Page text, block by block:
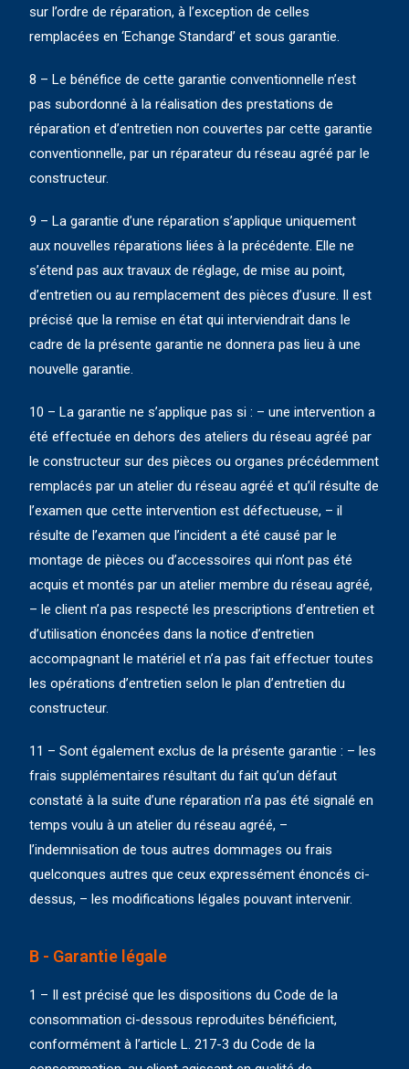
sur l’ordre de réparation, à l’exception de celles
remplacées en ‘Echange Standard’ et sous garantie.
8 – Le bénéfice de cette garantie conventionnelle n’est
pas subordonné à la réalisation des prestations de
réparation et d’entretien non couvertes par cette garantie
conventionnelle, par un réparateur du réseau agréé par le
constructeur.
9 – La garantie d’une réparation s’applique uniquement
aux nouvelles réparations liées à la précédente. Elle ne
s’étend pas aux travaux de réglage, de mise au point,
d’entretien ou au remplacement des pièces d’usure. Il est
précisé que la remise en état qui interviendrait dans le
cadre de la présente garantie ne donnera pas lieu à une
nouvelle garantie.
10 – La garantie ne s’applique pas si : – une intervention a
été effectuée en dehors des ateliers du réseau agréé par
le constructeur sur des pièces ou organes précédemment
remplacés par un atelier du réseau agréé et qu’il résulte de
l’examen que cette intervention est défectueuse, – il
résulte de l’examen que l’incident a été causé par le
montage de pièces ou d’accessoires qui n’ont pas été
acquis et montés par un atelier membre du réseau agréé,
– le client n’a pas respecté les prescriptions d’entretien et
d’utilisation énoncées dans la notice d’entretien
accompagnant le matériel et n’a pas fait effectuer toutes
les opérations d’entretien selon le plan d’entretien du
constructeur.
11 – Sont également exclus de la présente garantie : – les
frais supplémentaires résultant du fait qu’un défaut
constaté à la suite d’une réparation n’a pas été signalé en
temps voulu à un atelier du réseau agréé, –
l’indemnisation de tous autres dommages ou frais
quelconques autres que ceux expressément énoncés ci-
dessus, – les modifications légales pouvant intervenir.
B - Garantie légale
1 – Il est précisé que les dispositions du Code de la
consommation ci-dessous reproduites bénéficient,
conformément à l’article L. 217-3 du Code de la